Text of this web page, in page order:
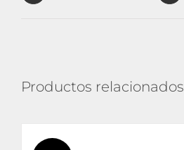
Productos relacionados